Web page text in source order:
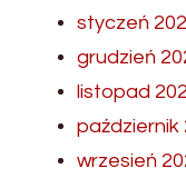
styczeń
grudzień
listopad
październik
wrzesień